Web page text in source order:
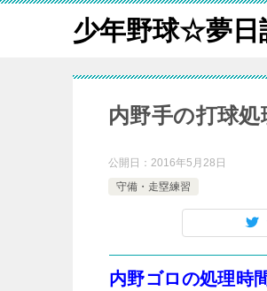
少年野球☆夢
内野手の打球処
公開日： 2016年5月28日
守備・走塁練習
内野ゴロの処理時